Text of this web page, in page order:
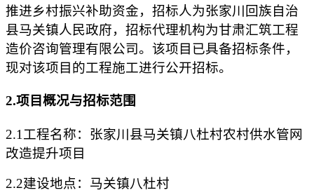
推进乡村振兴补助资金，招标人为张家川回族自治
县马关镇人民政府，招标代理机构为甘肃汇筑工程
造价咨询管理有限公司。该项目已具备招标条件，
现对该项目的工程施工进行公开招标。
2.项目概况与招标范围
2.1工程名称： 张家川县马关镇八杜村农村供水管网
改造提升项目
2.2建设地点： 马关镇八杜村